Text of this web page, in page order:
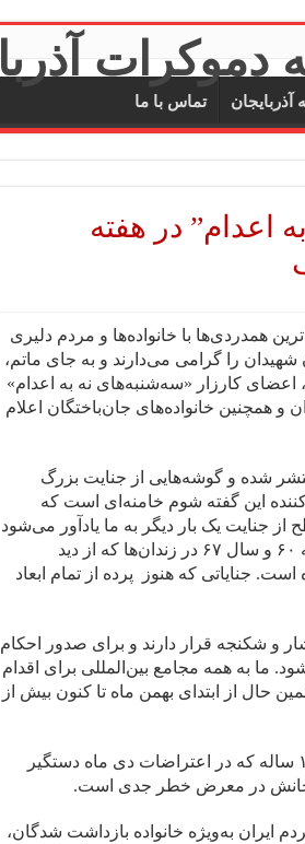
آذربایجان تماس با ما
اعدام” در هفته
همدردی‌ها با خانواده‌ها و مردم دلیری
شهیدان را گرامی‌ می‌دارند و به جای ماتم،
اعضای کارزار «سه‌شنبه‌های نه به اعدام»
و همچنین خانواده‌های جان‌باختگان اعلام
شده و گوشه‌هایی از جنایت بزرگ
این گفته شوم خامنه‌ای است که
جنایت یک بار دیگر به ما یادآور می‌شود
که ابعاد جنایت علیه بشریت و کشتارهای مخفیانه دهه ۶۰ و سال ۶۷ در زندان‌ها که از دید
جنایاتی که هنوز پرده از تمام ابعاد
و شکنجه‌ قرار دارند و برای صدور احکام
ما به همه مجامع بین‌المللی برای اقدام
حال از ابتدای بهمن ماه تا کنون بیش از
بنا به خبرهای منتشر شده صالح محمدی کشتی‌گیر ۱۸ ساله که در اعتراضات دی ماه دستگیر
و جانش در معرض خطر جدی است.
ایران به‌ویژه خانواده بازداشت شدگان،